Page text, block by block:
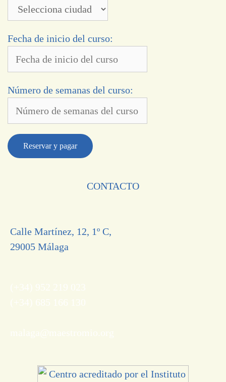
Fecha de inicio del curso:
Número de semanas del curso:
Reservar y pagar
CONTACTO
Calle Martínez, 12, 1º C,
29005 Málaga